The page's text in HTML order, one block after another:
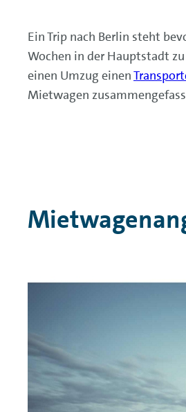
Ein Trip nach Berlin steht
Wochen in der Hauptstadt
einen Umzug einen
Mietwagen